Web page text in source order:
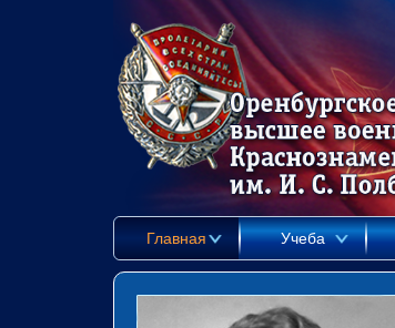
Главная Учеба